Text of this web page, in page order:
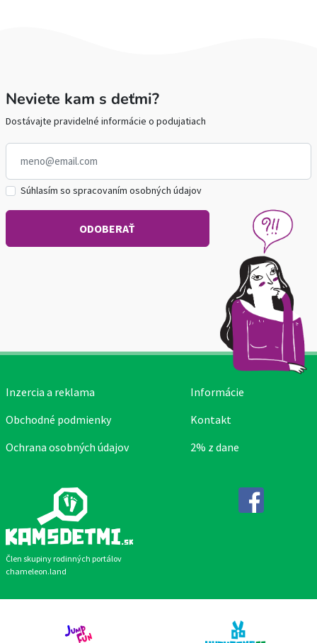
Neviete kam s deťmi?
Dostávajte pravidelné informácie o podujatiach
Súhlasím so spracovaním osobných údajov
Člen skupiny rodinných portálov
chameleon.land
Inzercia a reklama
Obchodné podmienky
Ochrana osobných údajov
Informácie
Kontakt
2% z dane